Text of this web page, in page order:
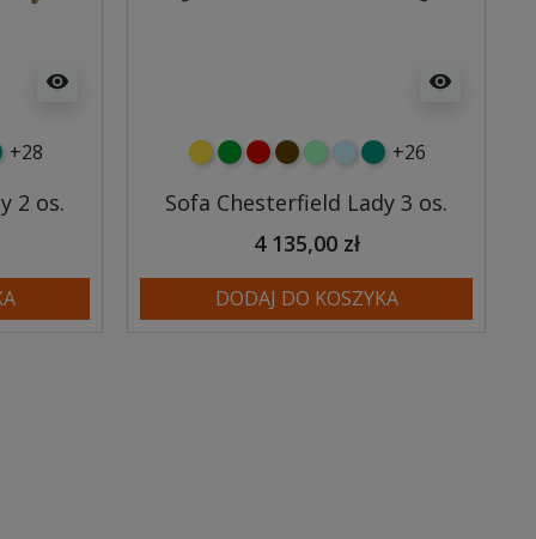
visibility
+28
2 os.
visibility
żółtyzielonyczerwony
czekoladowy
miętowybłękitny
turkusowy
+26
Sofa Chesterfield Lady 3 os.
4 135,00 zł
DODAJ DO KOSZYKA